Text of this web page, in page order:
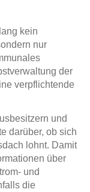
kein
nur
der
verpflichtende
und
darüber, ob sich
lohnt. Damit
über
und
die